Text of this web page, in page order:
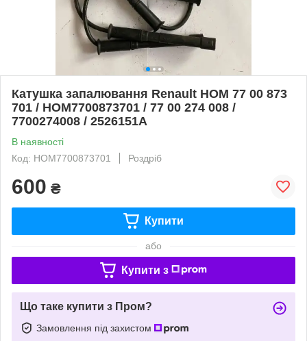
Катушка запалювання Renault HOM 77 00 873
701 / HOM7700873701 / 77 00 274 008 /
7700274008 / 2526151A
В наявності
Код: HOM7700873701
Роздріб
600 ₴
Купити
або
Купити з
Що таке купити з Пром?
Замовлення під захистом